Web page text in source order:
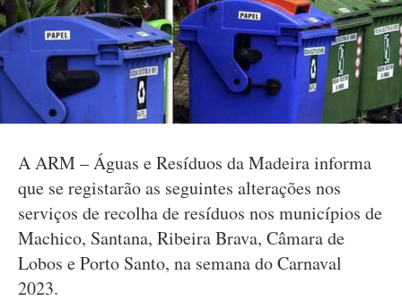
A ARM – Águas e Resíduos da Madeira informa
que se registarão as seguintes alterações nos
serviços de recolha de resíduos nos municípios de
Machico, Santana, Ribeira Brava, Câmara de
Lobos e Porto Santo, na semana do Carnaval
2023.